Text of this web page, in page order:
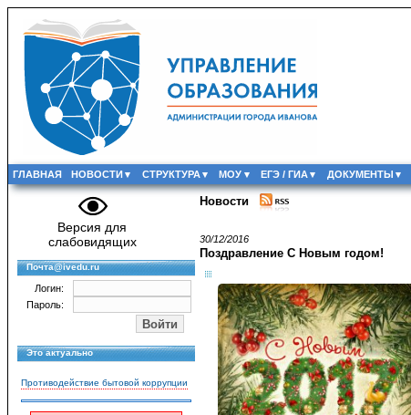
ГЛАВНАЯ НОВОСТИ СТРУКТУРА МОУ ЕГЭ / ГИА ДОКУМЕНТЫ
Версия для
слабовидящих
Почта@ivedu.ru
Логин:
Пароль:
Это актуально
Противодействие бытовой коррупции
Новости
30/12/2016
Поздравление С Новым годом!